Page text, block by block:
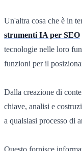
Un'altra cosa che è in
strumenti IA per SEO
tecnologie nelle loro
funzioni per il
Dalla creazione di
chiave, analisi e
a qualsiasi processo di
Questo fornisce